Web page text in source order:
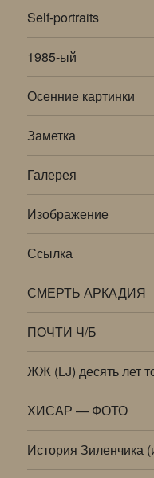
Self-portraits
1985-ый
Осенние картинки
Заметка
Галерея
Изображение
Ссылка
СМЕРТЬ АРКАДИЯ
ПОЧТИ Ч/Б
ЖЖ (LJ) десять лет
ХИСАР — ФОТО
История Зиленчика